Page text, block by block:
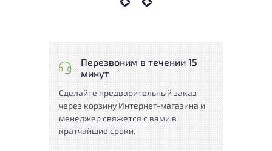
Перезвоним в течении 15
минут
Сделайте предварительный заказ
через корзину Интернет-магазина и
менеджер свяжется с вами в
кратчайшие сроки.